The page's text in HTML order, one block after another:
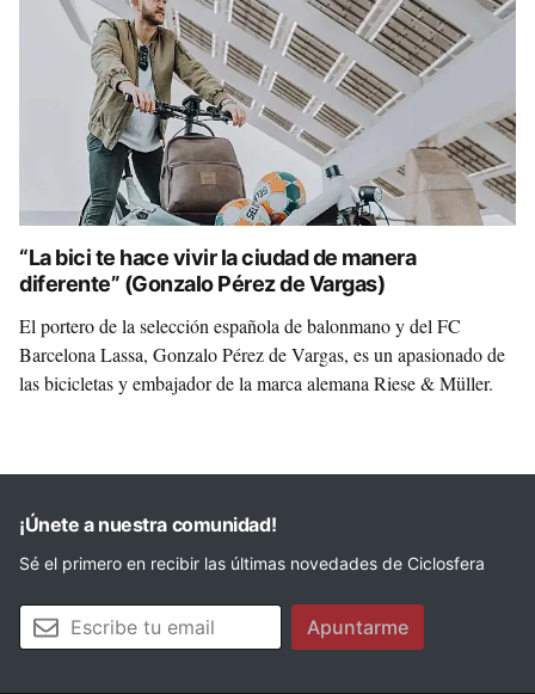
“La bici te hace vivir la ciudad de manera
diferente” (Gonzalo Pérez de Vargas)
El portero de la selección española de balonmano y del FC
Barcelona Lassa, Gonzalo Pérez de Vargas, es un apasionado de
las bicicletas y embajador de la marca alemana Riese & Müller.
¡Únete a nuestra comunidad!
Sé el primero en recibir las últimas novedades de Ciclosfera
Tu email Apuntarme